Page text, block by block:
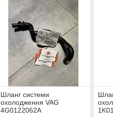
Шланг системи
охолодження VAG
4G0122062A